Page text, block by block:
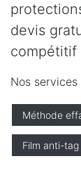
devis
compétitif
Nos services
Méthode
Film anti-tag